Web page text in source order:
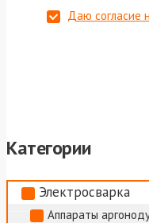
Даю согласие
Категории
Электросварка
Аппараты